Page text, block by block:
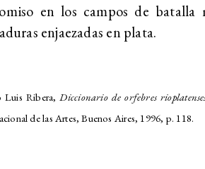
en los campos de batalla
enjaezadas en plata.
Luis Ribera,Diccionario de orfebres
de las Artes, Buenos Aires, 1996, p. 118.